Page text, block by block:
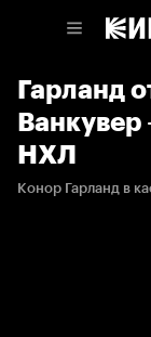
Гарланд
НХЛ